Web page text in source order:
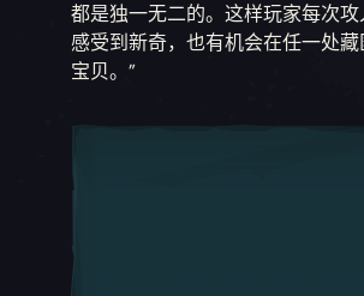
都是独一无二的。这样玩家每次
感受到新奇，也有机会在任一处
宝贝。”